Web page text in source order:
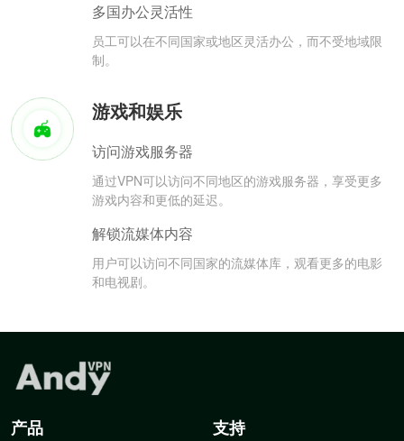
多国办公灵活性
员工可以在不同国家或地区灵活办公，而不受地域限
制。
游戏和娱乐
访问游戏服务器
通过VPN可以访问不同地区的游戏服务器，享受更多
游戏内容和更低的延迟。
解锁流媒体内容
用户可以访问不同国家的流媒体库，观看更多的电影
和电视剧。
产品 支持